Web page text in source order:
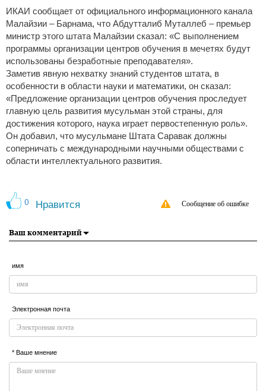
ИКАИ сообщает от официального информационного канала
Малайзии – Барнама, что Абдутталиб Муталлеб – премьер
министр этого штата Малайзии сказал: «С выполнением
программы организации центров обучения в мечетях будут
использованы безработные преподавателя».
Заметив явную нехватку знаний студентов штата, в
особенности в области науки и математики, он сказал:
«Предложение организации центров обучения проследует
главную цель развития мусульман этой страны, для
достижения которого, наука играет первостепенную роль».
Он добавил, что мусульмане Штата Саравак должны
соперничать с международными научными обществами с
области интеллектуального развития.
0 Нравится Сообщение об ошибке
Ваш комментарий
имя
Электронная почта
* Ваше мнение